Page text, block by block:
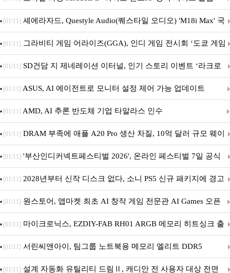
[01/11] 셰에라자드, Questyle Audio(퀘스타일 오디오) 'M18i Max' 국
내 정식 출시
[01/11] 그라비티 게임 어라이즈(GGA), 인디 게임 전시회 ‘도쿄 게임
던전 13’ 참가!
[01/11] SD건담 지 제네레이션 이터널, 인기 스토리 이벤트 ‘라크로
아의 용사’ 재개최 및 풍성한 기념 이벤트 실시!
[01/11] ASUS, AI 에이전트로 모니터 설정 제어 가능 업데이트
[01/11] AMD, AI 추론 반도체 기업 타알라스 인수
[01/11] DRAM 부족에 애플 A20 Pro 생산 차질, 10억 달러 규모 웨이
퍼 대기
[01/11] '부산인디커넥트페스티벌 2026', 온라인 페스티벌 7일 공식
개막... 22일간 진행
[01/11] 2028년부터 신작 디스크 없다, 소니 PS5 신규 패키지에 경고
문 추가
[01/11] 원스토어, 앱마켓 최초 AI 창작 게임 전문관 AI Games 오픈
[01/11] 마이크로닉스, EZDIY-FAB RH01 ARGB 메모리 히트싱크 출
시
[01/11] 서린씨앤아이, 팀그룹 노트북용 메모리 엘리트 DDR5
5600MHz 16GB 출시
[01/11] 설계 자동화 유틸리티 드림Ⅱ, 캐디안 전 사용자 대상 전면